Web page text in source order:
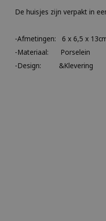
De huisjes zijn verpakt in
-Afmetingen: 6 x 6,5 x
-Materiaal: Porselein
-Design: &Klevering